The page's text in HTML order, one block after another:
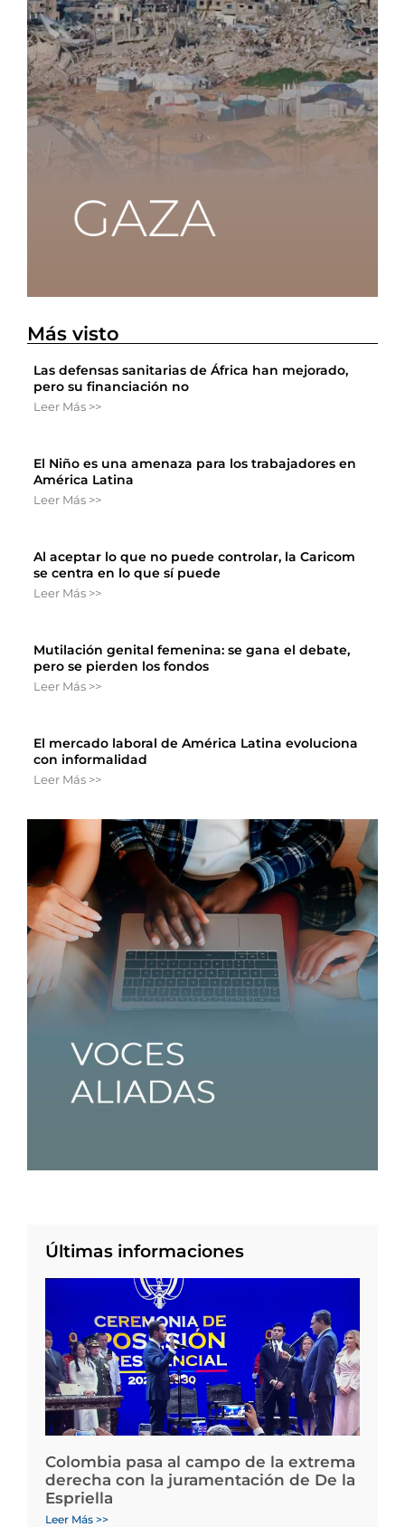
Más visto
Las defensas sanitarias de África han mejorado,
pero su financiación no
Leer Más >>
El Niño es una amenaza para los trabajadores en
América Latina
Leer Más >>
Al aceptar lo que no puede controlar, la Caricom
se centra en lo que sí puede
Leer Más >>
Mutilación genital femenina: se gana el debate,
pero se pierden los fondos
Leer Más >>
El mercado laboral de América Latina evoluciona
con informalidad
Leer Más >>
Últimas informaciones
Colombia pasa al campo de la extrema
derecha con la juramentación de De la
Espriella
Leer Más >>